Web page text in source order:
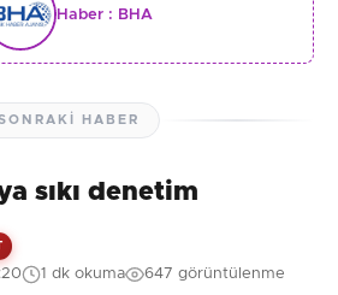
Haber : BHA
HABER
sıkı denetim
1 dk okuma 647 görüntülenme